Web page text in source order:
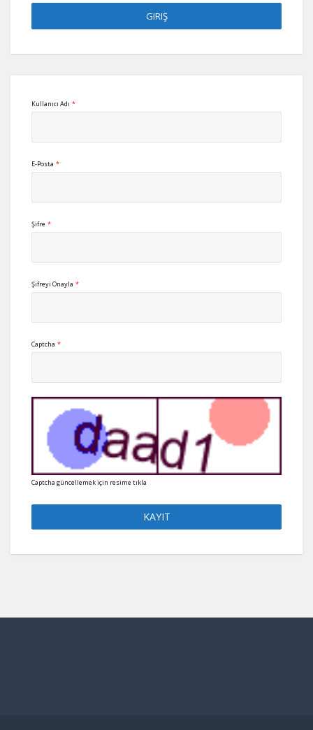
Kullanıcı Adı *
E-Posta *
Şifre *
Şifreyi Onayla *
Captcha *
Captcha güncellemek için resime tıkla